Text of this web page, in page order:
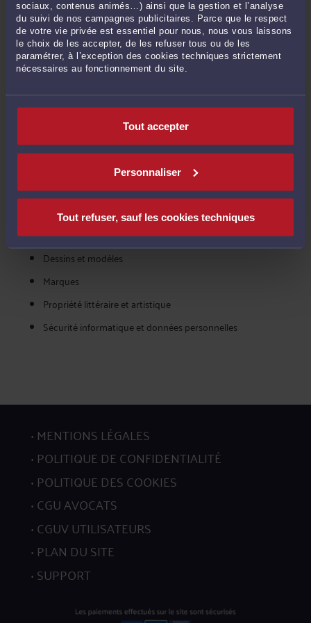
sociaux, contenus animés…) ainsi que la gestion et l’analyse
du suivi de nos campagnes publicitaires. Parce que le respect
de votre vie privée est essentiel pour nous, nous vous laissons
le choix de les accepter, de les refuser tous ou de les
paramétrer, à l’exception des cookies techniques strictement
nécessaires au fonctionnement du site.
Tout accepter
Personnaliser
Tout refuser, sauf les cookies techniques
prestations et du coût de l'avocat pour une procédure de saisie-
contrefaçon sur requête. Ensuite, libre à vous de contacter l'avocat
de votre choix, en toute confidentialité.
VOIR ÉGALEMENT COMBIEN COÛTE UN
AVOCAT POUR LES AUTRES MISSIONS
DANS LA CATÉGORIE : NTIC, MARQUES,
BREVETS
Brevets
Contentieux informatiques et de l'internet
Contrats informatiques, sites web, logiciels, CGV
Dessins et modèles
Marques
Propriété littéraire et artistique
Sécurité informatique et données personnelles
MENTIONS LÉGALES
POLITIQUE DE CONFIDENTIALITÉ
POLITIQUE DES COOKIES
CGU AVOCATS
CGUV UTILISATEURS
PLAN DU SITE
SUPPORT